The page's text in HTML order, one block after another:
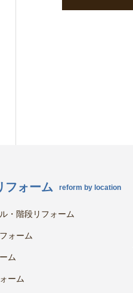
フォーム reform by location
・階段リフォーム
ォーム
ム
ーム